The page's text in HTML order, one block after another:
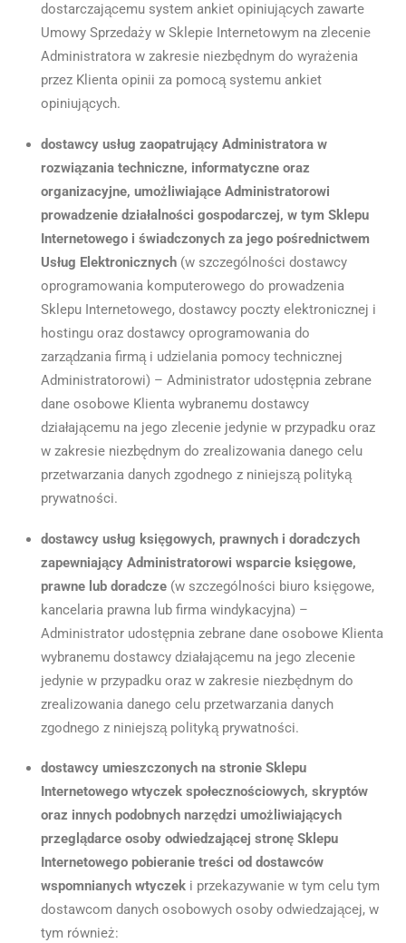
dostarczającemu system ankiet opiniujących zawarte
Umowy Sprzedaży w Sklepie Internetowym na zlecenie
Administratora w zakresie niezbędnym do wyrażenia
przez Klienta opinii za pomocą systemu ankiet
opiniujących.
dostawcy usług zaopatrujący Administratora w
rozwiązania techniczne, informatyczne oraz
organizacyjne, umożliwiające Administratorowi
prowadzenie działalności gospodarczej, w tym Sklepu
Internetowego i świadczonych za jego pośrednictwem
Usług Elektronicznych (w szczególności dostawcy
oprogramowania komputerowego do prowadzenia
Sklepu Internetowego, dostawcy poczty elektronicznej i
hostingu oraz dostawcy oprogramowania do
zarządzania firmą i udzielania pomocy technicznej
Administratorowi) – Administrator udostępnia zebrane
dane osobowe Klienta wybranemu dostawcy
działającemu na jego zlecenie jedynie w przypadku oraz
w zakresie niezbędnym do zrealizowania danego celu
przetwarzania danych zgodnego z niniejszą polityką
prywatności.
dostawcy usług księgowych, prawnych i doradczych
zapewniający Administratorowi wsparcie księgowe,
prawne lub doradcze (w szczególności biuro księgowe,
kancelaria prawna lub firma windykacyjna) –
Administrator udostępnia zebrane dane osobowe Klienta
wybranemu dostawcy działającemu na jego zlecenie
jedynie w przypadku oraz w zakresie niezbędnym do
zrealizowania danego celu przetwarzania danych
zgodnego z niniejszą polityką prywatności.
dostawcy umieszczonych na stronie Sklepu
Internetowego wtyczek społecznościowych, skryptów
oraz innych podobnych narzędzi umożliwiających
przeglądarce osoby odwiedzającej stronę Sklepu
Internetowego pobieranie treści od dostawców
wspomnianych wtyczek i przekazywanie w tym celu tym
dostawcom danych osobowych osoby odwiedzającej, w
tym również: